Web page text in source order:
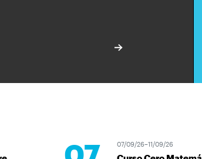
07/09/26–11/09/26